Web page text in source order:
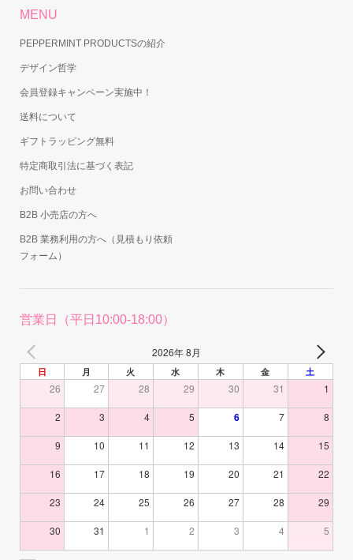
MENU
PEPPERMINT PRODUCTSの紹介
デザイン哲学
会員登録キャンペーン実施中！
送料について
ギフトラッピング無料
特定商取引法に基づく表記
お問い合わせ
B2B 小売店の方へ
B2B 業務利用の方へ（見積もり依頼
フォーム）
営業日（平日10:00-18:00）
2026年 8月
日 月 火 水 木 金 土
26 27 28 29 30 31 1
2 3 4 5 6 7 8
9 10 11 12 13 14 15
16 17 18 19 20 21 22
23 24 25 26 27 28 29
30 31 1 2 3 4 5